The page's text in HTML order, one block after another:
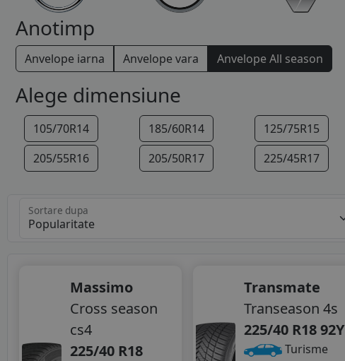
Anotimp
Anvelope iarna Anvelope vara Anvelope All season
Alege dimensiune
105/70R14 185/60R14 125/75R15
205/55R16
205/50R17 225/45R17
Sortare dupa
Massimo
Cross season
cs4
225/40 R18
Transmate
Transeason 4s
225/40 R18 92Y
Turisme